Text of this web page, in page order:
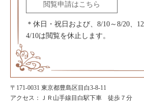
閲覧申請はこちら
＊休日・祝日および、8/10～8/20、
4/10は閲覧を休止します。
〒171-0031 東京都豊島区目白3-8-11
アクセス：ＪＲ山手線目白駅下車 徒歩７分